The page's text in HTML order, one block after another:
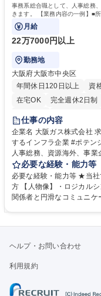
事務系総合職として、人事総務
きます。 【業務内容の一例】■
門の企画スタッフ、ルート営業
月給
22万7000円以上
勤務地
大阪府大阪市中央区
年間休日120日以上
資
在宅OK
完全週休2日制
服装自由
第二新卒歓迎
仕事の内容
企業名 大阪ガス株式会社 求人名 【第二新卒】事務系総合職 #関西を代表
するインフラ企業 #ポテンシャル採用 仕事の内容 事
人事総務、資源海外、事
す。 【業務内容の一例】■
務 ■営業部門の企画スタッフ、ルート営業 【
ポジションで一定期間ご活
鑑みてジョブローテーショ
表するインフラ企業 #ポテ
必要な経験・能力等
必要な経験・能力等 ★当
方 【人物像】・ロジカル
関係者と円滑なコミュニケーションを図れ
「未来の日常」の創造に
す。 学歴・資格 学歴：
ヘルプ・お問い合わせ
利用規約